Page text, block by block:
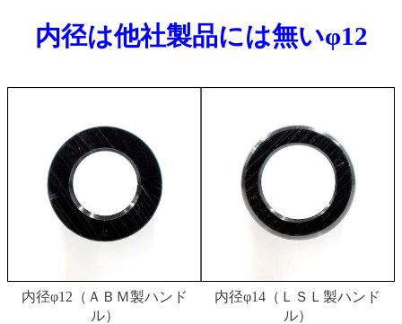
内径は他社製品には無いφ12
内径φ12（ＡＢＭ製ハンド
ル）
内径φ14（ＬＳＬ製ハンド
ル）